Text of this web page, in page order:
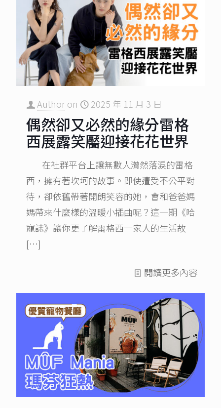
Authoron 2025 年 11 月 3 日
偶然卻又必然的緣分雷格
西展露笑靨迎接花花世界
在社群平台上讓無數人潸然落淚的雷格
西，擁有著坎坷的故事。即使遭受不公平對
待，卻依舊帶著開朗笑容的她，會和爸爸媽
媽帶來什麼樣的溫暖小插曲呢？這一期《哈
寵誌》讓你更了解雷格西一家人的生活故
[…]
閱讀更多內容